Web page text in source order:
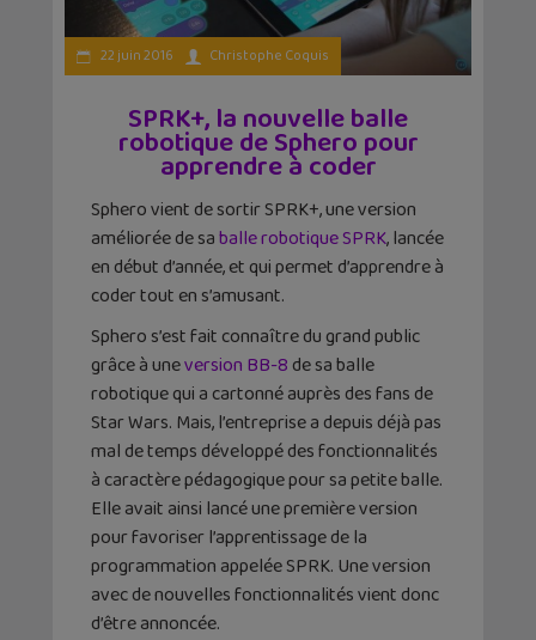
22 juin 2016 Christophe Coquis
SPRK+, la nouvelle balle
robotique de Sphero pour
apprendre à coder
Sphero vient de sortir SPRK+, une version
améliorée de saballe robotique SPRK, lancée
en début d’année, et qui permet d’apprendre à
coder tout en s’amusant.
Sphero s’est fait connaître du grand public
grâce à uneversion BB-8 de sa balle
robotique qui a cartonné auprès des fans de
Star Wars. Mais, l’entreprise a depuis déjà pas
mal de temps développé des fonctionnalités
à caractère pédagogique pour sa petite balle.
Elle avait ainsi lancé une première version
pour favoriser l’apprentissage de la
programmation appelée SPRK. Une version
avec de nouvelles fonctionnalités vient donc
d’être annoncée.